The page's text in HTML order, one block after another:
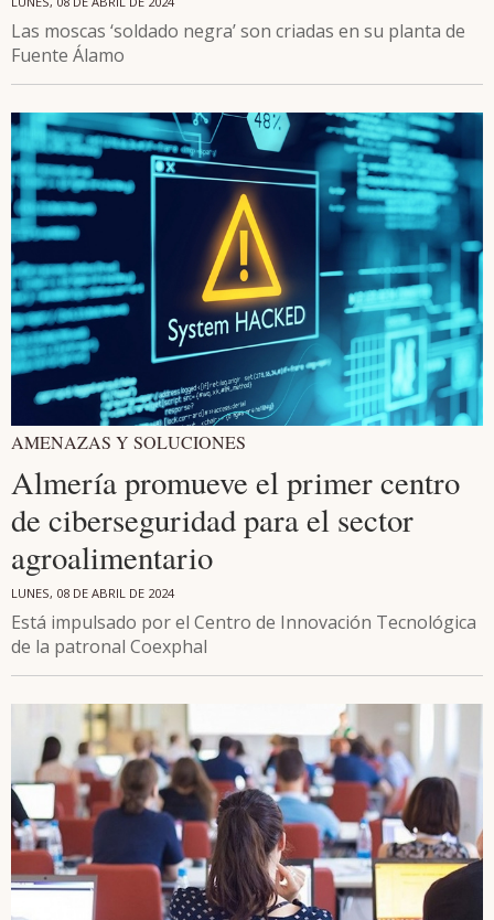
Las moscas ‘soldado negra’ son criadas en su planta de
Fuente Álamo
AMENAZAS Y SOLUCIONES
Almería promueve el primer centro
de ciberseguridad para el sector
agroalimentario
LUNES, 08 DE ABRIL DE 2024
Está impulsado por el Centro de Innovación Tecnológica
de la patronal Coexphal